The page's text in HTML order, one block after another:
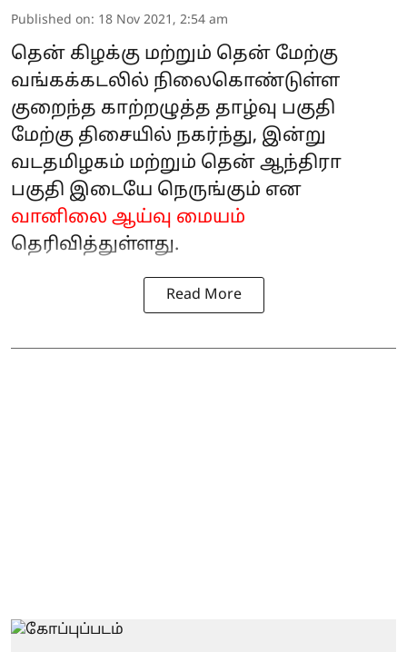
Published on: 18 Nov 2021, 2:54 am
தென் கிழக்கு மற்றும் தென் மேற்கு
வங்கக்கடலில் நிலைகொண்டுள்ள
குறைந்த காற்றழுத்த தாழ்வு பகுதி
மேற்கு திசையில் நகர்ந்து, இன்று
வடதமிழகம் மற்றும் தென் ஆந்திரா
பகுதி இடையே நெருங்கும் என
வானிலை ஆய்வு மையம்
தெரிவித்துள்ளது.
Read More